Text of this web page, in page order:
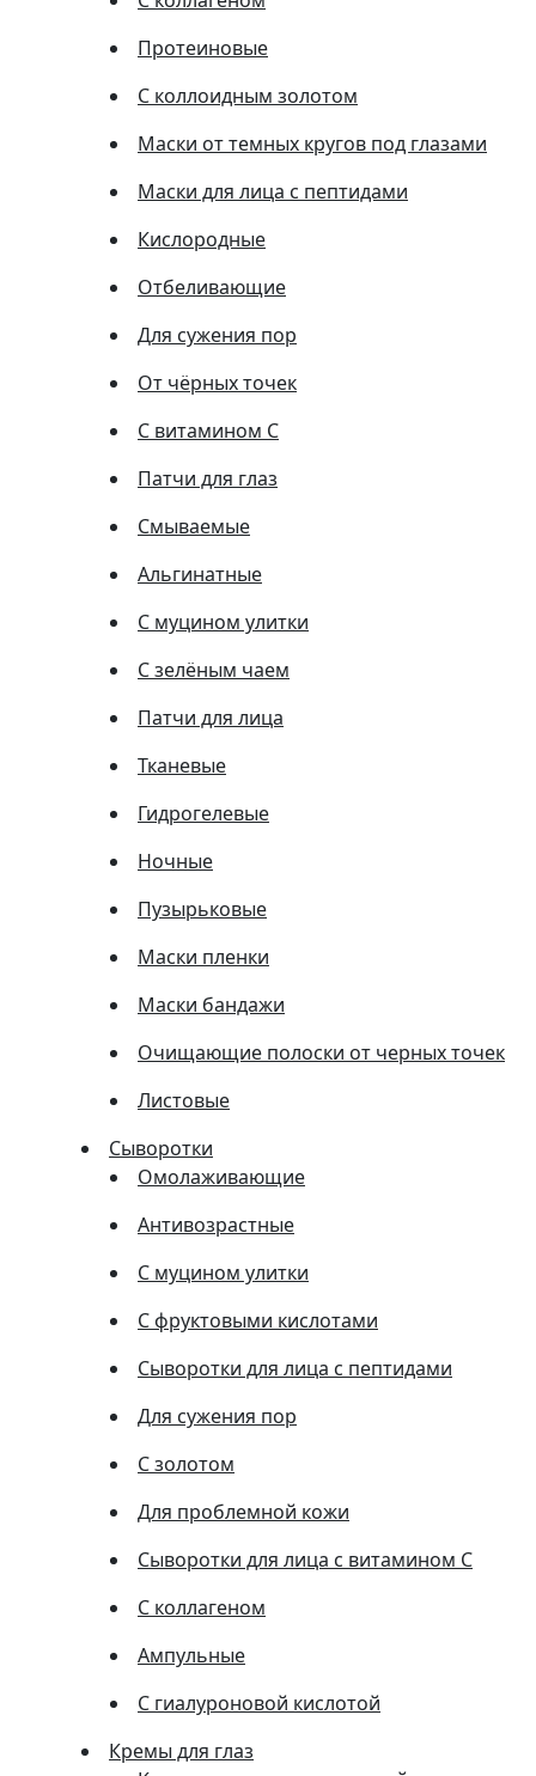
Протеиновые
С коллоидным золотом
Маски от темных кругов под глазами
Маски для лица с пептидами
Кислородные
Отбеливающие
Для сужения пор
От чёрных точек
С витамином C
Патчи для глаз
Смываемые
Альгинатные
С муцином улитки
С зелёным чаем
Патчи для лица
Тканевые
Гидрогелевые
Ночные
Пузырьковые
Маски пленки
Маски бандажи
Очищающие полоски от черных точек
Листовые
Сыворотки
Омолаживающие
Антивозрастные
С муцином улитки
С фруктовыми кислотами
Сыворотки для лица с пептидами
Для сужения пор
С золотом
Для проблемной кожи
Сыворотки для лица с витамином C
С коллагеном
Ампульные
С гиалуроновой кислотой
Кремы для глаз